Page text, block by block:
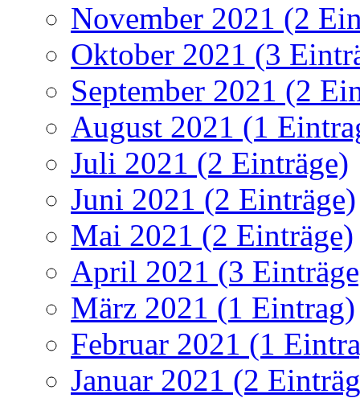
November 2021 (2
Oktober 2021 (3
September 2021 (2
August 2021 (1
Juli 2021 (2 Einträge)
Juni 2021 (2 Einträge)
Mai 2021 (2 Einträge)
April 2021 (3
März 2021 (1 Eintrag)
Februar 2021 (1
Januar 2021 (2